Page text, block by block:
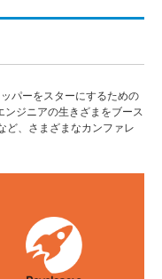
パーをスターにするための
ジニアの生きざまをブース
ど、さまざまなカンファレ